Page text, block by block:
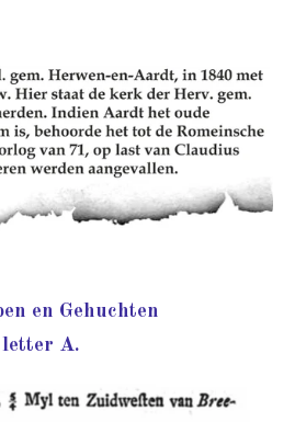
en Gehuchten
letter A.